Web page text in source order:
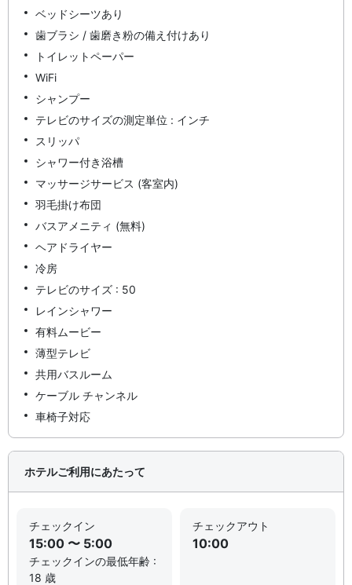
ベッドシーツあり
歯ブラシ / 歯磨き粉の備え付けあり
トイレットペーパー
WiFi
シャンプー
テレビのサイズの測定単位 : インチ
スリッパ
シャワー付き浴槽
マッサージサービス (客室内)
羽毛掛け布団
バスアメニティ (無料)
ヘアドライヤー
冷房
テレビのサイズ : 50
レインシャワー
有料ムービー
薄型テレビ
共用バスルーム
ケーブル チャンネル
車椅子対応
ホテルご利用にあたって
チェックイン
15:00 〜 5:00
チェックインの最低年齢 :
18 歳
チェックアウト
10:00